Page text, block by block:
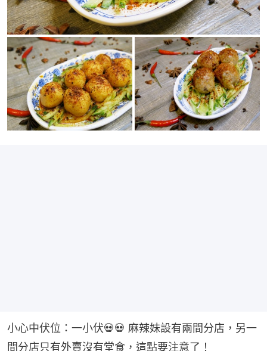
小心中伏位：一小伏💀💀 麻辣妹設有兩間分店，另一
間分店只有外賣沒有堂食，這點要注意了！